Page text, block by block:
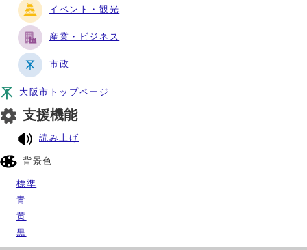
イベント・観光
産業・ビジネス
市政
大阪市トップページ
支援機能
読み上げ
背景色
標準
青
黄
黒